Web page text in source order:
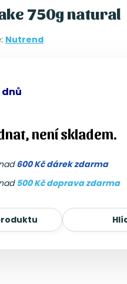
750g natural
Nutrend
dnů
není skladem.
600 Kč dárek zdarma
500 Kč doprava zdarma